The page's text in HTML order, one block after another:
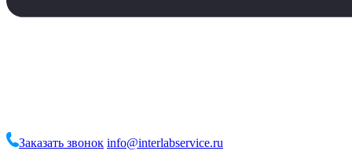
Заказать звонок info@interlabservice.ru